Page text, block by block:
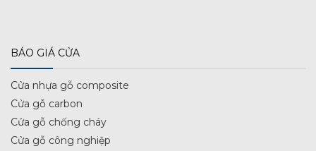
BÁO GIÁ CỬA
Cửa nhựa gỗ composite
Cửa gỗ carbon
Cửa gỗ chống cháy
Cửa gỗ công nghiệp